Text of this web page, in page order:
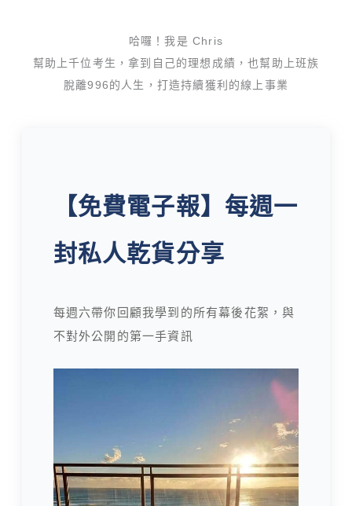
哈囉！我是 Chris
幫助上千位考生，拿到自己的理想成績，也幫助上班族
脫離996的人生，打造持續獲利的線上事業
【免費電子報】每週一
封私人乾貨分享
每週六帶你回顧我學到的所有幕後花絮，與
不對外公開的第一手資訊